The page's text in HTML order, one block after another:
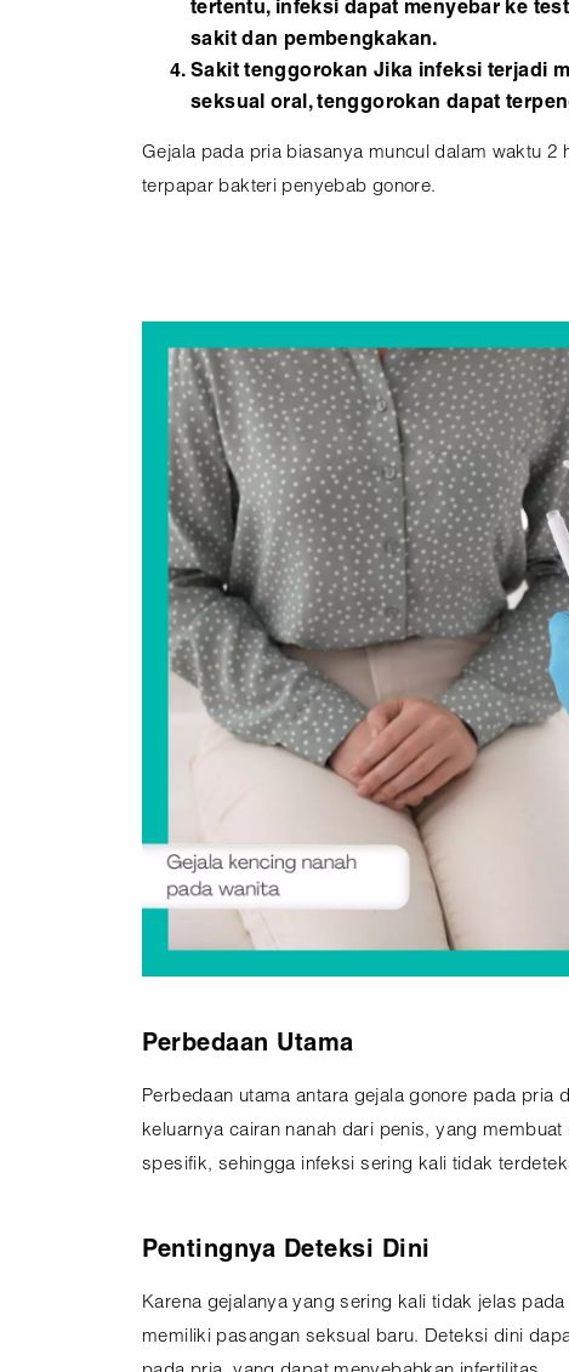
tertentu, infeksi dapat menyebar ke
sakit dan pembengkakan.
Sakit tenggorokan Jika infeksi terjadi
seksual oral, tenggorokan dapat
Gejala pada pria biasanya muncul dalam waktu 2
terpapar bakteri penyebab gonore.
Perbedaan Utama
Perbedaan utama antara gejala gonore pada
keluarnya cairan nanah dari penis, yang
spesifik, sehingga infeksi sering kali tidak
Pentingnya Deteksi Dini
Karena gejalanya yang sering kali tidak jelas
memiliki pasangan seksual baru. Deteksi dini